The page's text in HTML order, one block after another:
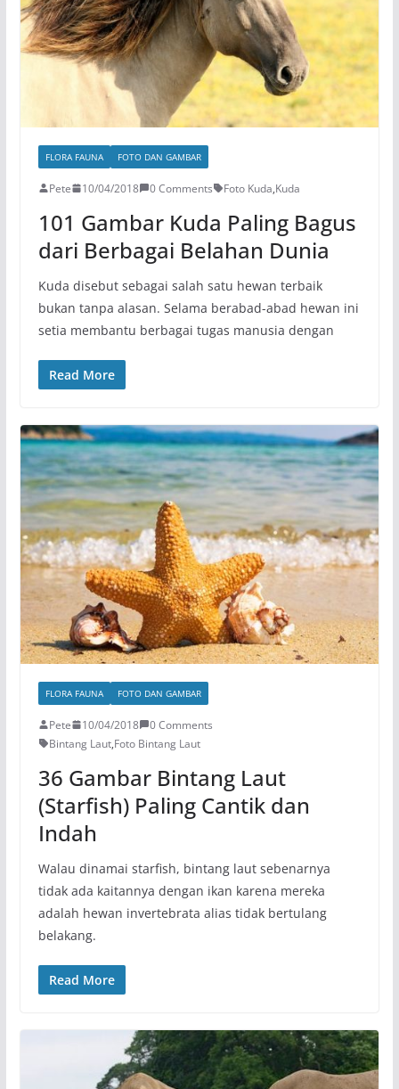
FLORA FAUNA FOTO DAN GAMBAR
Pete 10/04/2018 0 Comments Foto Kuda,Kuda
101 Gambar Kuda Paling Bagus
dari Berbagai Belahan Dunia
Kuda disebut sebagai salah satu hewan terbaik
bukan tanpa alasan. Selama berabad-abad hewan ini
setia membantu berbagai tugas manusia dengan
Read More
FLORA FAUNA FOTO DAN GAMBAR
Pete 10/04/2018
0 Comments
Bintang Laut,Foto Bintang Laut
36 Gambar Bintang Laut
(Starfish) Paling Cantik dan
Indah
Walau dinamai starfish, bintang laut sebenarnya
tidak ada kaitannya dengan ikan karena mereka
adalah hewan invertebrata alias tidak bertulang
belakang.
Read More